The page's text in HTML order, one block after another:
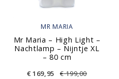
MR MARIA
Mr Maria – High Light –
Nachtlamp – Nijntje XL
– 80 cm
€ 169,95 €199,00